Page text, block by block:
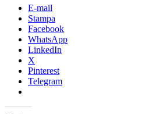
E-mail
Stampa
Facebook
WhatsApp
LinkedIn
X
Pinterest
Telegram